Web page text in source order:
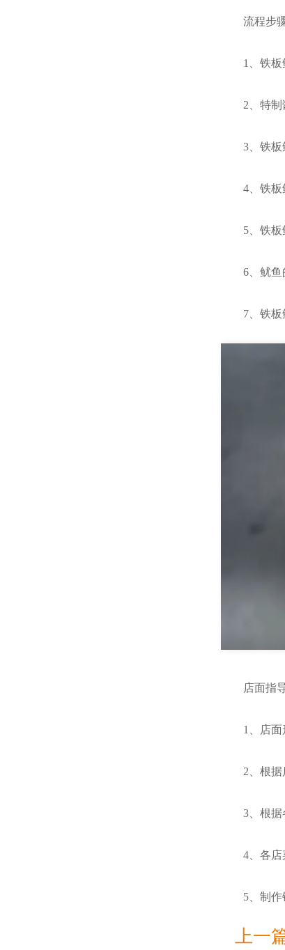
流程步骤
1、铁板鱿
2、特制
3、铁板
4、铁板鱿
5、铁板
6、鱿鱼的
7、铁板鱿
店面指导
1、店面形
2、根据店
3、根据各
4、各店菜
5、制作铁
上一